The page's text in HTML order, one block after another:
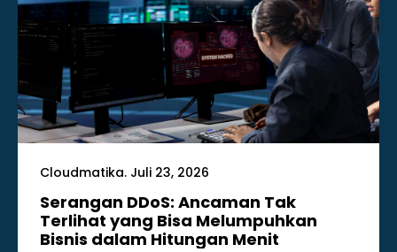
Cloudmatika. Juli 23, 2026
Serangan DDoS: Ancaman Tak
Terlihat yang Bisa Melumpuhkan
Bisnis dalam Hitungan Menit